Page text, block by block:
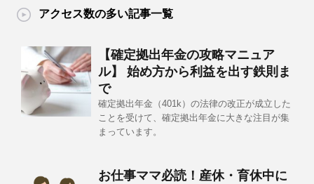
アクセス数の多い記事一覧
【確定拠出年金の攻略マニュア
ル】 始め方から利益を出す鉄則ま
で
確定拠出年金（401k）の法律の改正が成立した
ことを受けて、確定拠出年金に大きな注目が集
まっています。
お仕事ママ必読！産休・育休中に